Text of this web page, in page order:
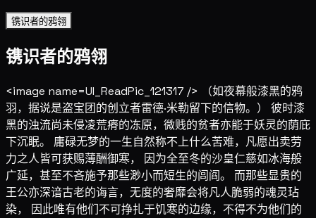
镌识者的鸦翎
镌识者的鸦翎
<image name=UI_ReadPic_121317 /> （如夜幕般漆黑的鸦
羽，据说是盗宝团的创立者雷德·米勒留下的信物。） 彼时漆
黑的浊流尚未侵凌荒瘠的冻原，微贱的贫者亦能于妖灵的荫庇
下沉眠。 庸碌无梦的一生自然称不上什么苦难，凡愿出卖劳
力之人皆可获赐薄酬御寒， 因为全至冬的沙皇仁慈如冰海般
广延，甚至不吝施予那些渺小而短生的闾阎。 而那些显贵的
王公亦深谙古老的诲言，无度的奢靡会将凡人脆弱的魂灵玷
染， 因此唯有他们不可挣扎于饥寒的边缘，不得不为他们的